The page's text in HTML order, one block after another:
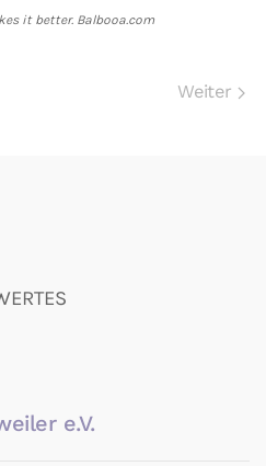
it better. Balbooa.com
Weiter
e.V.